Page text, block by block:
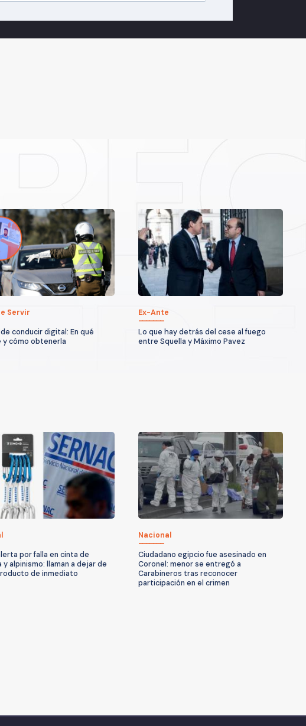
Servir
conducir digital: En qué
y cómo obtenerla
Ex-Ante
Lo que hay detrás del cese al fuego
entre Squella y Máximo Pavez
por falla en cinta de
y alpinismo: llaman a dejar de
de inmediato
Nacional
Ciudadano egipcio fue asesinado en
Coronel: menor se entregó a
Carabineros tras reconocer
participación en el crimen